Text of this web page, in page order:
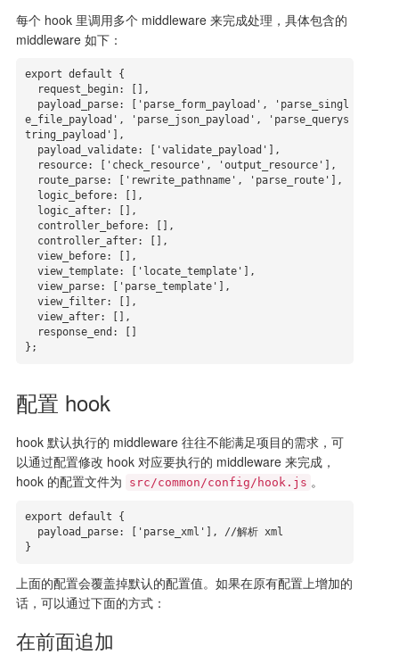
每个 hook 里调用多个 middleware 来完成处理，具体包含的
middleware 如下：
export default {
e_file_payload', 'parse_json_payload', 'parse_querys
tring_payload'],
};
配置 hook
hook 默认执行的 middleware 往往不能满足项目的需求，可
以通过配置修改 hook 对应要执行的 middleware 来完成，
hook 的配置文件为
src/common/config/hook.js 。
export default {
}
上面的配置会覆盖掉默认的配置值。如果在原有配置上增加的
话，可以通过下面的方式：
在前面追加